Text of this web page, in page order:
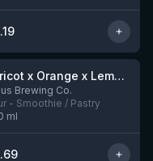
Nog 12
Apricot x Orange x Lemon x Vanilla Smoothie Sour Ale
Brewing Co.
- Smoothie / Pastry
ml